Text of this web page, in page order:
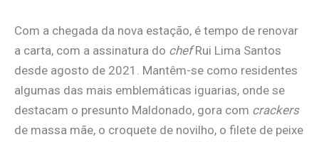
Com a chegada da nova estação, é tempo de renovar
a carta, com a assinatura do chefRui Lima Santos
desde agosto de 2021. Mantêm-se como residentes
algumas das mais emblemáticas iguarias, onde se
destacam o presunto Maldonado, gora com crackers
de massa mãe, o croquete de novilho, o filete de peixe